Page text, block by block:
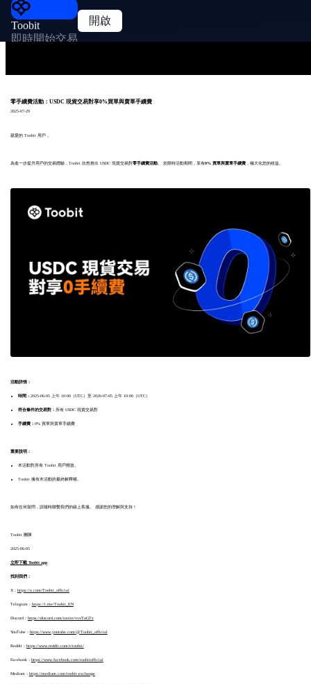
Toobit
即時開始交易
開啟
零手續費活動：USDC 現貨交易對享0%買單與賣單手續費
2025-07-29
親愛的 Toobit 用戶，
為進一步提升用戶的交易體驗，Toobit 欣然推出 USDC 現貨交易對零手續費活動。 於限時活動期間，享有0% 買單與賣單手續費，極大化您的收益。
活動詳情：
時間： 2025-06-05 上午 10:00（UTC）至 2026-07-05 上午 10:00（UTC）
符合條件的交易對： 所有 USDC 現貨交易對
手續費： 0% 買單與賣單手續費
重要說明：
本活動對所有 Toobit 用戶開放。
Toobit 擁有本活動的最終解釋權。
如有任何疑問，請隨時聯繫我們的線上客服。 感謝您的理解與支持！
Toobit 團隊
2025-06-05
立即下載 Toobit app
找到我們：
X： https://x.com/Toobit_official
Telegram： https://t.me/Toobit_EN
Discord： https://discord.com/invite/vvxTuGTz
YouTube： https://www.youtube.com/@Toobit_official
Reddit： https://www.reddit.com/r/toobit/
Facebook： https://www.facebook.com/toobitofficial
Medium： https://medium.com/toobit-exchange